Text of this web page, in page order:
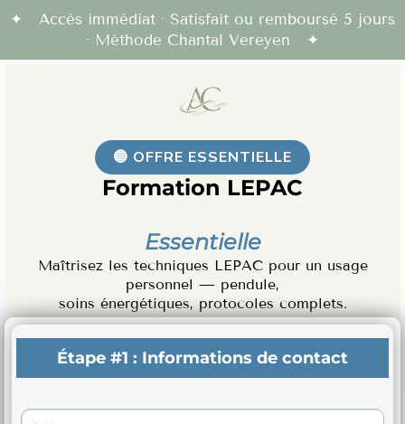
✦ Accès immédiat · Satisfait ou remboursé 5 jours
· Méthode Chantal Vereyen ✦
🔵 OFFRE ESSENTIELLE
Formation LEPAC
Essentielle
Maîtrisez les techniques LEPAC pour un usage
personnel — pendule,
soins énergétiques, protocoles complets.
Étape #1 : Informations de contact